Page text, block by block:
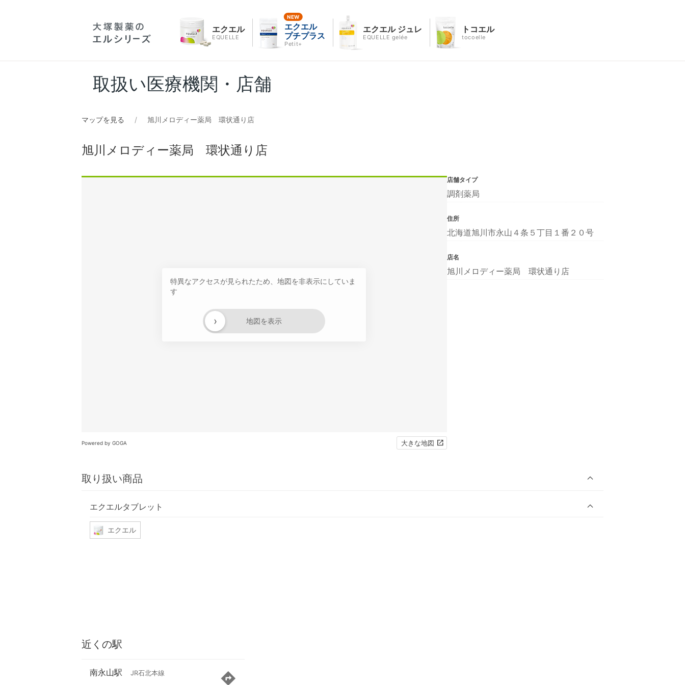
エクエル
EQUELLE
エクエル
プチプラス
Petit+
エクエル ジュレ
EQUELLE gelée
トコエル
tocoelle
取扱い医療機関・店舗
マップを見る 旭川メロディー薬局 環状通り店
旭川メロディー薬局 環状通り店
特異なアクセスが見られたため、地図を非表示にしていま
す
地図を表示
›
Powered by GOGA 大きな地図
取り扱い商品
エクエルタブレット
エクエル
店舗タイプ
調剤薬局
住所
北海道旭川市永山４条５丁目１番２０号
店名
旭川メロディー薬局 環状通り店
近くの駅
南永山駅 JR石北本線